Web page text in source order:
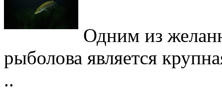
Одним из
рыболова является
..